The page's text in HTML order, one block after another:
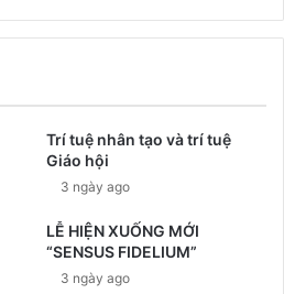
Trí tuệ nhân tạo và trí tuệ
Giáo hội
3 ngày ago
LỄ HIỆN XUỐNG MỚI
“SENSUS FIDELIUM”
3 ngày ago